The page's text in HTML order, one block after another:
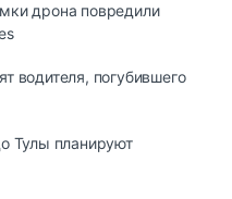
дрона повредили
водителя, погубившего
Тулы планируют